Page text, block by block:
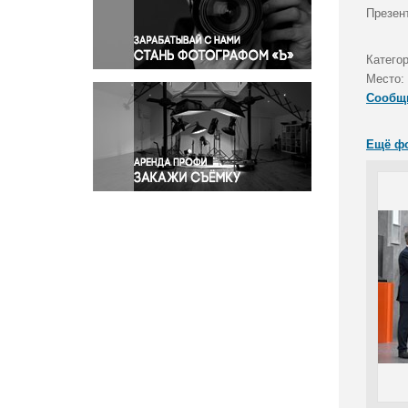
Правосудие
Происшествия и конфликты
Религия
Светская жизнь
Спорт
Экология
Экономика и бизнес
Место:
Ещё